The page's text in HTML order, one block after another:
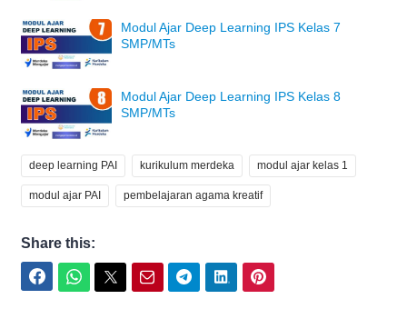
Modul Ajar Deep Learning IPS Kelas 7
SMP/MTs
Modul Ajar Deep Learning IPS Kelas 8
SMP/MTs
deep learning PAI kurikulum merdeka modul ajar kelas 1
modul ajar PAI pembelajaran agama kreatif
Share this: